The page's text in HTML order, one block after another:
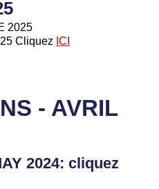
2025
Cliquez ICI
- AVRIL
2024: cliquez